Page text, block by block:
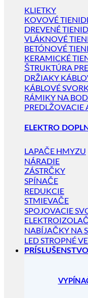
KLIETKY
KOVOVÉ
DREVENÉ
VLÁKNOVÉ
BETÓNOVÉ
KERAMICKÉ
ŠTRUKTÚRA
DRŽIAKY
KÁBLOVÉ
RÁMIKY NA
PREDLŽOVACIE
ELEKTRO
LAPAČE HMYZU
NÁRADIE
ZÁSTRČKY
SPÍNAČE
REDUKCIE
STMIEVAČE
SPOJOVACIE
NABÍJAČKY NA
LED STROPNÉ
PRÍSLUŠENSTVO